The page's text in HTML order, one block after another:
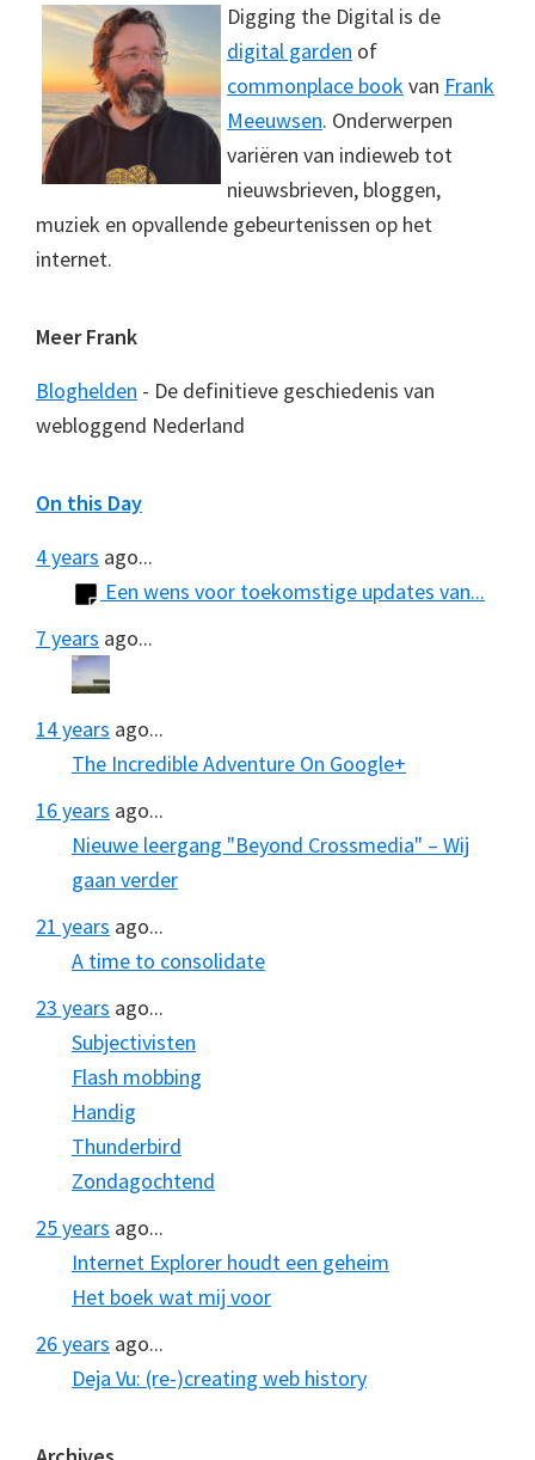
Digging the Digital is de
digital garden of
commonplace bookvan Frank
Meeuwsen. Onderwerpen
variëren van indieweb tot
nieuwsbrieven, bloggen,
muziek en opvallende gebeurtenissen op het
internet.
Meer Frank
Bloghelden - De definitieve geschiedenis van
webloggend Nederland
On this Day
4 years ago...
Een wens voor toekomstige updates van...
7 years ago...
14 years ago...
The Incredible Adventure On Google+
16 years ago...
Nieuwe leergang "Beyond Crossmedia" – Wij
gaan verder
21 years ago...
A time to consolidate
23 years ago...
Subjectivisten
Flash mobbing
Handig
Thunderbird
Zondagochtend
25 years ago...
Internet Explorer houdt een geheim
Het boek wat mij voor
26 years ago...
Deja Vu: (re-)creating web history